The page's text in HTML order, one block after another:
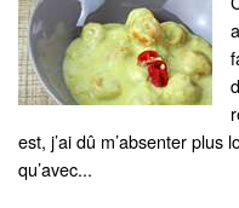
est, j’ai dû m’absenter plus
qu’avec...